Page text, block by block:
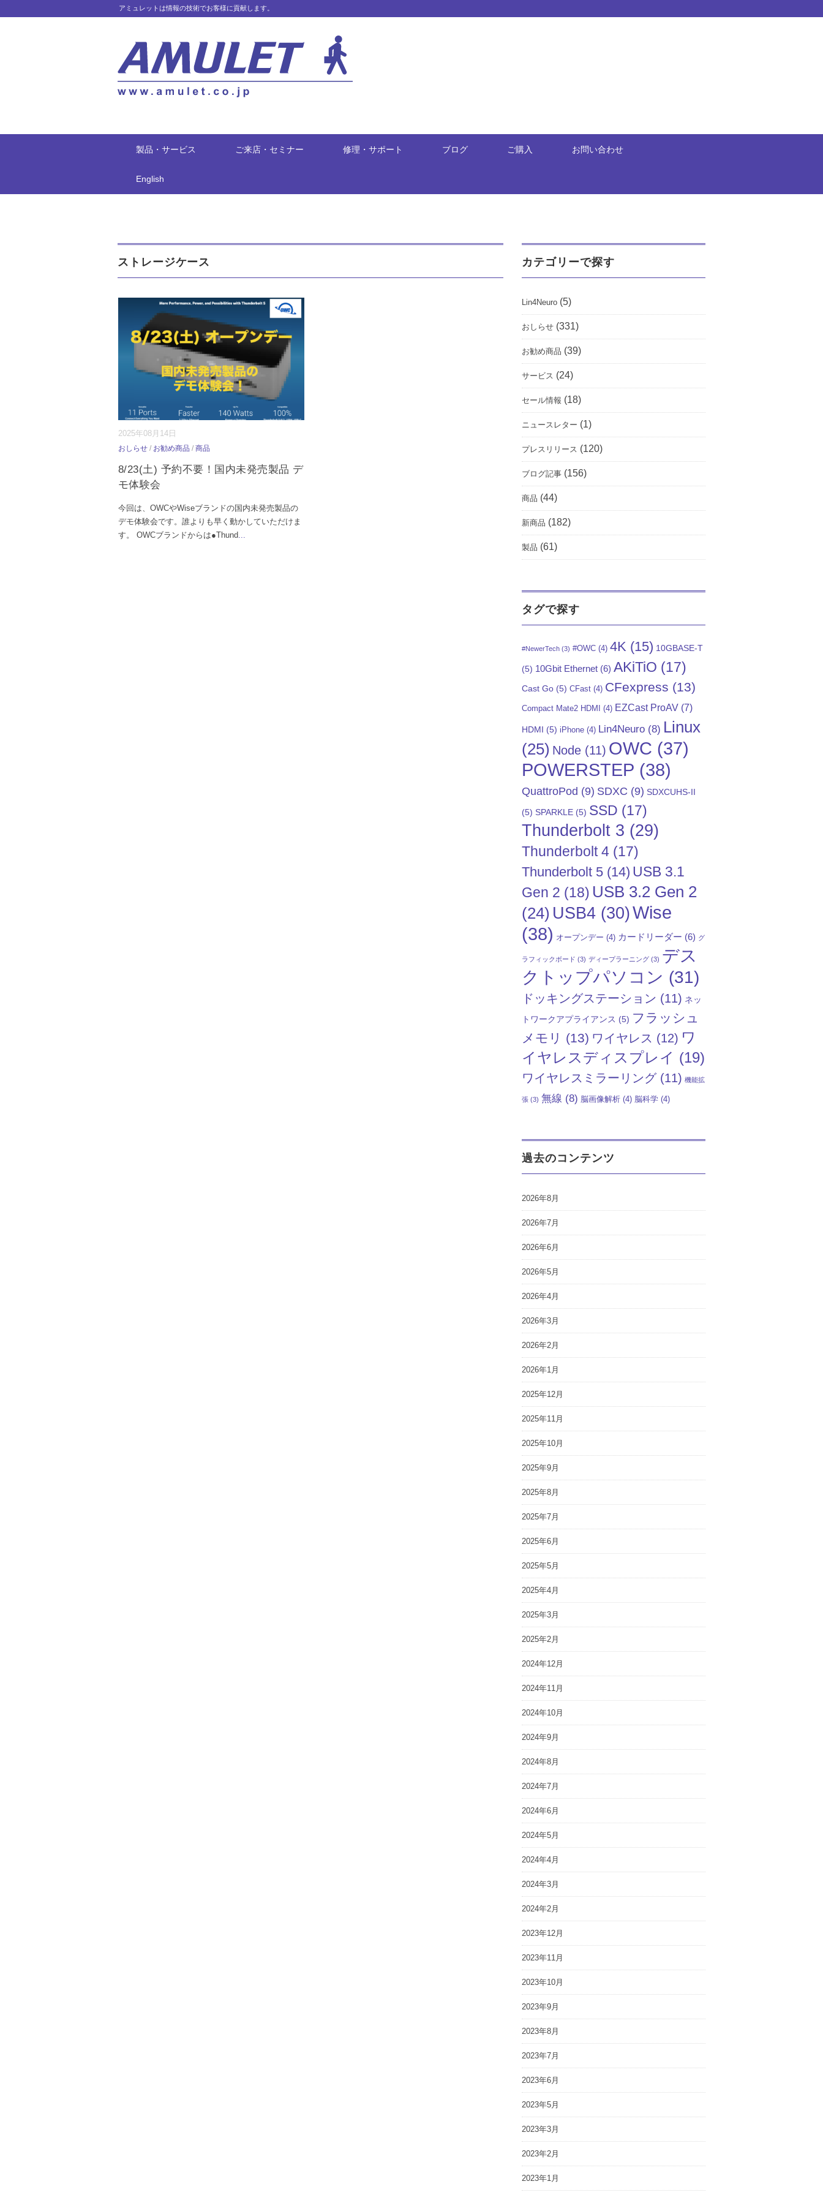
アミュレットは情報の技術でお客様に貢献します。
製品・サービス ご来店・セミナー 修理・サポート ブログ ご購入 お問い合わせ
English
ストレージケース
2025年08月14日
おしらせ/ お勧め商品 / 商品
8/23(土) 予約不要！国内未発売製品 デ
モ体験会
今回は、OWCやWiseブランドの国内未発売製品の
デモ体験会です。誰よりも早く動かしていただけま
す。 OWCブランドからは●Thund...
カテゴリーで探す
Lin4Neuro (5)
おしらせ (331)
お勧め商品 (39)
サービス (24)
セール情報 (18)
ニュースレター (1)
プレスリリース (120)
ブログ記事 (156)
商品 (44)
新商品 (182)
製品 (61)
タグで探す
#NewerTech (3) #OWC (4) 4K (15) 10GBASE-T
(5) 10Gbit Ethernet (6) AKiTiO (17)
Cast Go (5) CFast (4) CFexpress (13)
Compact Mate2 HDMI (4) EZCast ProAV (7)
HDMI (5) iPhone (4) Lin4Neuro (8) Linux
(25) Node (11) OWC (37)
POWERSTEP (38)
QuattroPod (9) SDXC (9) SDXCUHS-II
(5) SPARKLE (5) SSD (17)
Thunderbolt 3 (29)
Thunderbolt 4 (17)
Thunderbolt 5 (14) USB 3.1
Gen 2 (18) USB 3.2 Gen 2
(24) USB4 (30)Wise
(38) オープンデー (4) カードリーダー (6) グ
ラフィックボード (3) ディープラーニング (3) デス
クトップパソコン (31)
ドッキングステーション (11) ネッ
トワークアプライアンス (5) フラッシュ
メモリ (13) ワイヤレス (12) ワ
イヤレスディスプレイ (19)
ワイヤレスミラーリング(11) 機能拡
張 (3) 無線 (8) 脳画像解析 (4) 脳科学 (4)
過去のコンテンツ
2026年8月
2026年7月
2026年6月
2026年5月
2026年4月
2026年3月
2026年2月
2026年1月
2025年12月
2025年11月
2025年10月
2025年9月
2025年8月
2025年7月
2025年6月
2025年5月
2025年4月
2025年3月
2025年2月
2024年12月
2024年11月
2024年10月
2024年9月
2024年8月
2024年7月
2024年6月
2024年5月
2024年4月
2024年3月
2024年2月
2023年12月
2023年11月
2023年10月
2023年9月
2023年8月
2023年7月
2023年6月
2023年5月
2023年3月
2023年2月
2023年1月